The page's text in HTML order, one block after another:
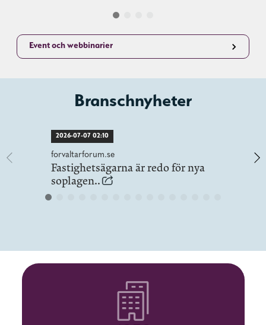
Event och webbinarier
Branschnyheter
2026-07-07 02:10
forvaltarforum.se
Fastighetsägarna är redo för nya
soplagen..